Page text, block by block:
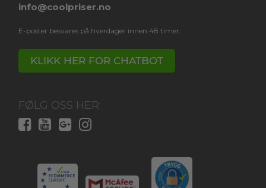
info@coolpriser.no
E-poster besvares på hverdager innen 48 timer.
KLIKK HER FOR CHATBOT
FØLG OSS HER: